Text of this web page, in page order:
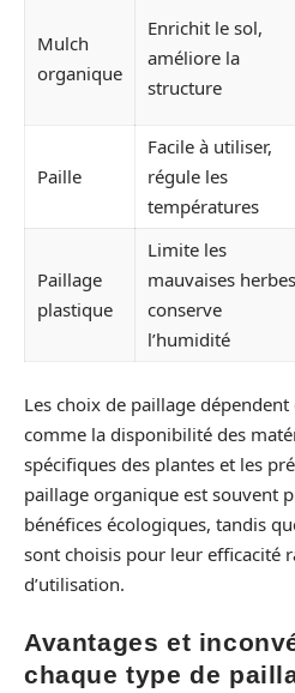
Mulch
organique
Enrichit le sol,
améliore la
structure
Paille
Facile à utiliser,
régule les
températures
Paillage
plastique
Limite les
mauvaises
conserve
l’humidité
Les choix de paillage
comme la disponibilité des
spécifiques des plantes et les
paillage organique est souvent
bénéfices écologiques, tandis
sont choisis pour leur efficacité
d’utilisation.
Avantages et
chaque type de